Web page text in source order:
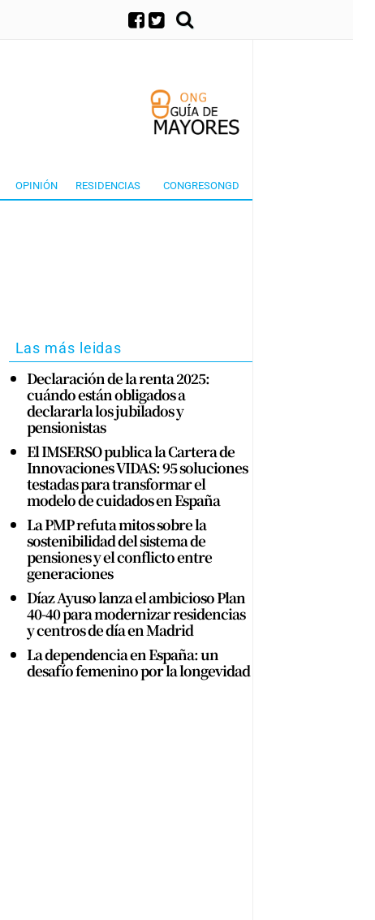
OPINIÓN RESIDENCIAS CONGRESONGD
Las más leidas
Declaración de la renta 2025:
cuándo están obligados a
declararla los jubilados y
pensionistas
El IMSERSO publica la Cartera de
Innovaciones VIDAS: 95 soluciones
testadas para transformar el
modelo de cuidados en España
La PMP refuta mitos sobre la
sostenibilidad del sistema de
pensiones y el conflicto entre
generaciones
Díaz Ayuso lanza el ambicioso Plan
40-40 para modernizar residencias
y centros de día en Madrid
La dependencia en España: un
desafío femenino por la longevidad